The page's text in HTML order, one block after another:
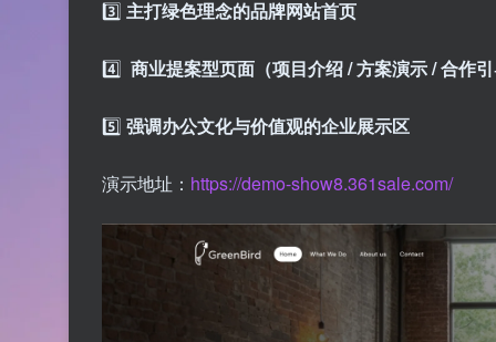
3️⃣ 主打绿色理念的品牌网站首页
4️⃣ 商业提案型页面（项目介绍 / 方案演示 / 合作
5️⃣ 强调办公文化与价值观的企业展示区
演示地址： https://demo-show8.361sale.com/